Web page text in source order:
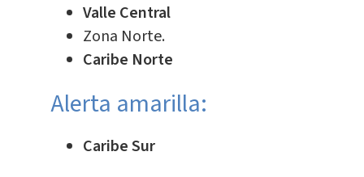
Valle Central
Zona Norte.
Caribe Norte
Alerta amarilla:
Caribe Sur